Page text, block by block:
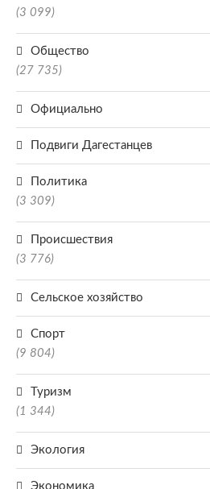
(3 099)
Общество
(27 735)
Официально
Подвиги Дагестанцев
Политика
(3 309)
Происшествия
(3 776)
Сельское хозяйство
Спорт
(9 804)
Туризм
(1 344)
Экология
Экономика